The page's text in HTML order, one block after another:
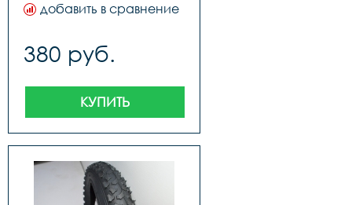
добавить в сравнение
380 руб.
КУПИТЬ